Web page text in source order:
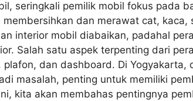
seringkali pemilik mobil fokus pada
dan merawat cat, kaca,
interior mobil diabaikan, padahal
Salah satu aspek terpenting dari
dan dashboard. Di Yogyakarta,
masalah, penting untuk memiliki
kita akan membahas pentingnya